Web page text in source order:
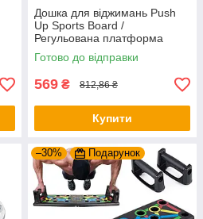
Дошка для віджимань Push
Up Sports Board /
Регульована платформа
тренажер для віджимань /
Упори від підлоги
Готово до відправки
569 ₴ 812,86 ₴
Купити
–30% Подарунок